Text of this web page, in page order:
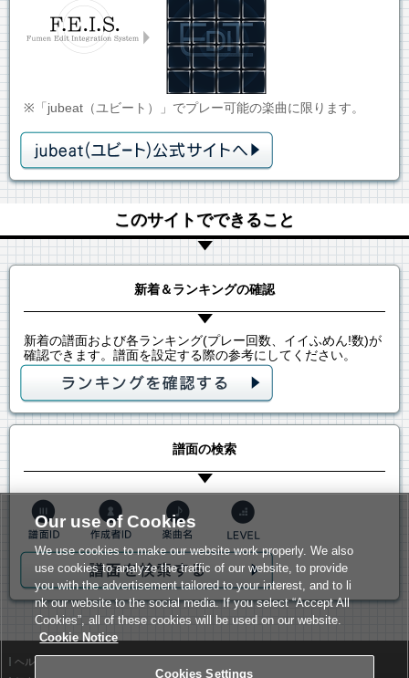
※「jubeat（ユビート）」でプレー可能の楽曲に限ります。
このサイトでできること
新着＆ランキングの確認
新着の譜面および各ランキング(プレー回数、イイふめん!数)が
確認できます。譜面を設定する際の参考にしてください。
譜面の検索
ヘルプ
Our use of Cookies
We use cookies to make our website work properly. We also
use cookies to analyze the traffic of our website, to provide
you with the advertisement tailored to your interest, and to li
nk our website to the social media. If you select “Accept All
Cookies”, all of these cookies will be used on our website.
Cookie Notice
Cookies Settings